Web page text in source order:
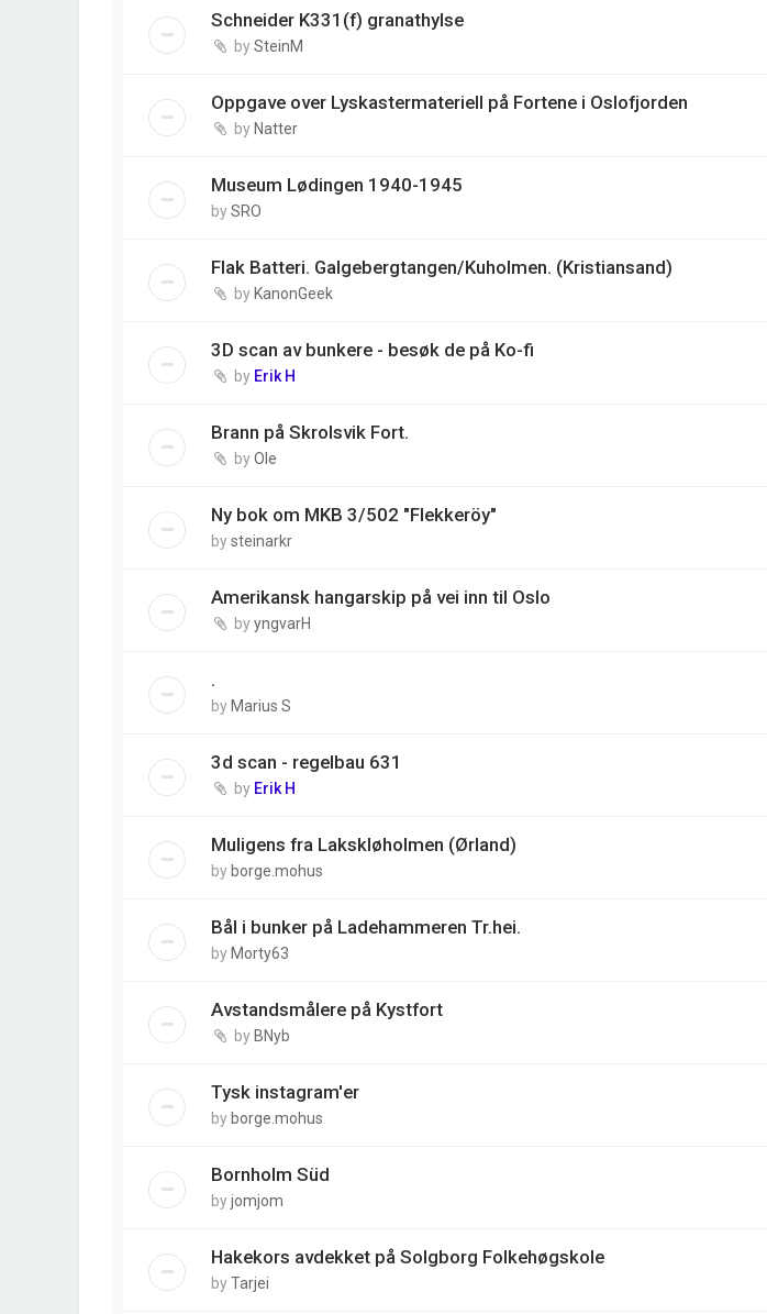
Schneider K331(f) granathylse
bySteinM
Oppgave over Lyskastermateriell på Fortene i Oslofjorden
by Natter
Museum Lødingen 1940-1945
bySRO
Flak Batteri. Galgebergtangen/Kuholmen. (Kristiansand)
by KanonGeek
3D scan av bunkere - besøk de på Ko-fi
by Erik H
Brann på Skrolsvik Fort.
byOle
Ny bok om MKB 3/502 "Flekkeröy"
bysteinarkr
Amerikansk hangarskip på vei inn til Oslo
byyngvarH
.
by Marius S
3d scan - regelbau 631
by Erik H
Muligens fra Lakskløholmen (Ørland)
by borge.mohus
Bål i bunker på Ladehammeren Tr.hei.
by Morty63
Avstandsmålere på Kystfort
by BNyb
Tysk instagram'er
by borge.mohus
Bornholm Süd
byjomjom
Hakekors avdekket på Solgborg Folkehøgskole
byTarjei